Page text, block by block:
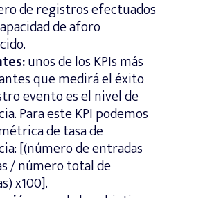
de registros efectuados
de aforo
unos de los KPIs más
que medirá el éxito
evento es el nivel de
Para este KPI podemos
de tasa de
[(número de entradas
/ número total de
x100].